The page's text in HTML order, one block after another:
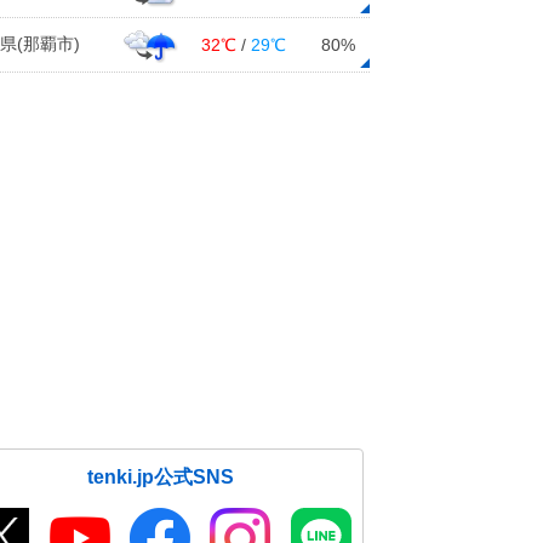
(那覇市) 32℃ / 29℃ 80%
tenki.jp公式SNS